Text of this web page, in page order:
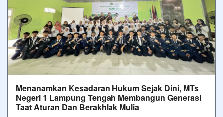
Menanamkan Kesadaran Hukum Sejak Dini, MTs
Negeri 1 Lampung Tengah Membangun Generasi
Taat Aturan Dan Berakhlak Mulia